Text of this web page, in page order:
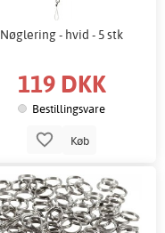
Nøglering - hvid - 5 stk
119 DKK
Bestillingsvare
Køb